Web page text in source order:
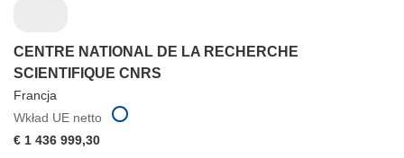
CENTRE NATIONAL DE LA RECHERCHE
SCIENTIFIQUE CNRS
Francja
Wkład UE netto
€ 1 436 999,30